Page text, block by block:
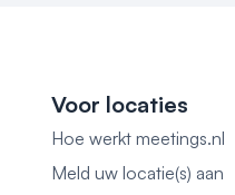
Voor locaties
Hoe werkt meetings.nl
Meld uw locatie(s) aan